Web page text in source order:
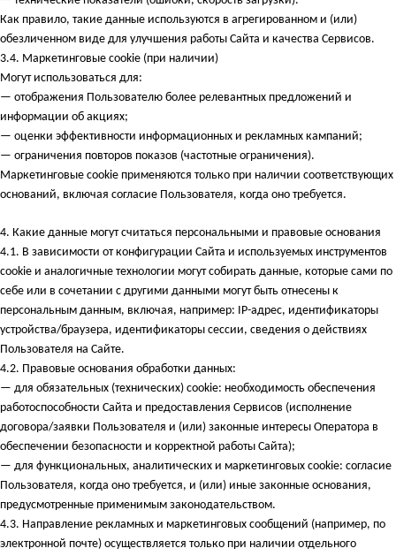
Как правило, такие данные используются в агрегированном и (или)
обезличенном виде для улучшения работы Сайта и качества Сервисов.
3.4. Маркетинговые cookie (при наличии)
Могут использоваться для:
— отображения Пользователю более релевантных предложений и
информации об акциях;
— оценки эффективности информационных и рекламных кампаний;
— ограничения повторов показов (частотные ограничения).
Маркетинговые cookie применяются только при наличии соответствующих
оснований, включая согласие Пользователя, когда оно требуется.
4. Какие данные могут считаться персональными и правовые основания
4.1. В зависимости от конфигурации Сайта и используемых инструментов
cookie и аналогичные технологии могут собирать данные, которые сами по
себе или в сочетании с другими данными могут быть отнесены к
персональным данным, включая, например: IP-адрес, идентификаторы
устройства/браузера, идентификаторы сессии, сведения о действиях
Пользователя на Сайте.
4.2. Правовые основания обработки данных:
— для обязательных (технических) cookie: необходимость обеспечения
работоспособности Сайта и предоставления Сервисов (исполнение
договора/заявки Пользователя и (или) законные интересы Оператора в
обеспечении безопасности и корректной работы Сайта);
— для функциональных, аналитических и маркетинговых cookie: согласие
Пользователя, когда оно требуется, и (или) иные законные основания,
предусмотренные применимым законодательством.
4.3. Направление рекламных и маркетинговых сообщений (например, по
электронной почте) осуществляется только при наличии отдельного